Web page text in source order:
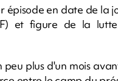
épisode en date de la
et figure de la
peu plus d'un mois